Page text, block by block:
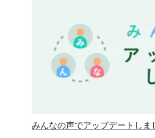
みんなの声でアップデートしま